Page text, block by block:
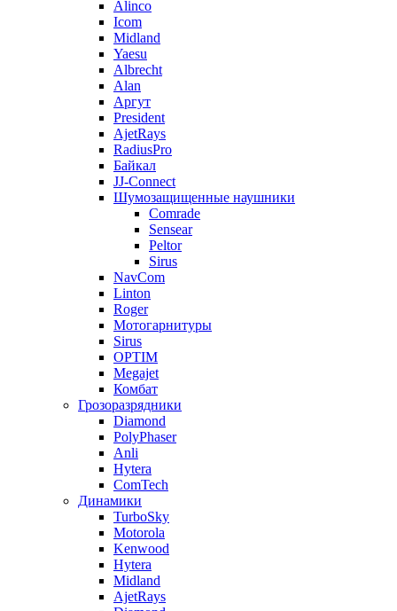
Alinco
Icom
Midland
Yaesu
Albrecht
Alan
Аргут
President
AjetRays
RadiusPro
Байкал
JJ-Connect
Шумозащищенные наушники
Comrade
Sensear
Peltor
Sirus
NavCom
Linton
Roger
Мотогарнитуры
Sirus
OPTIM
Megajet
Комбат
Грозоразрядники
Diamond
PolyPhaser
Anli
Hytera
ComTech
Динамики
TurboSky
Motorola
Kenwood
Hytera
Midland
AjetRays